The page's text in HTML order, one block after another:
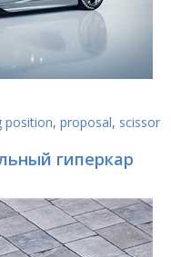
position, proposal, scissor
гиперкар